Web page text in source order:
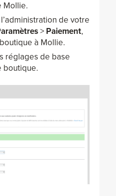
Mollie.
de votre
> Paiement,
à Mollie.
réglages de base
boutique.